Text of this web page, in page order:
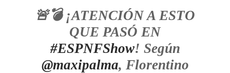
🚨💣 ¡ATENCIÓN A ESTO
QUE PASÓ EN
#ESPNFShow! Según
@maxipalma, Florentino